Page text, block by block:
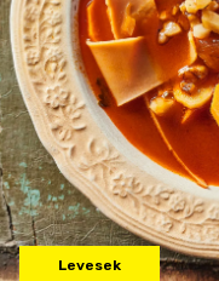
Levesek